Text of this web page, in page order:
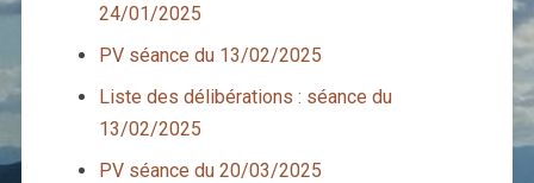
24/01/2025
PV séance du 13/02/2025
Liste des délibérations : séance du
13/02/2025
PV séance du 20/03/2025